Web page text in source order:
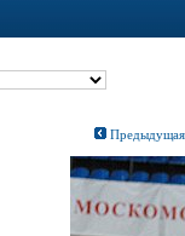
Предыдущая